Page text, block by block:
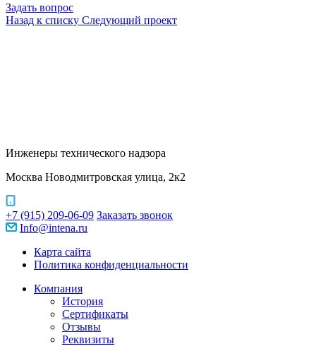
Задать вопрос
Назад к списку Следующий проект
Инженеры технического надзора
Москва Новодмитровская улица, 2к2
+7 (915) 209-06-09 Заказать звонок
Info@intena.ru
Карта сайта
Политика конфиденциальности
Компания
История
Сертификаты
Отзывы
Реквизиты